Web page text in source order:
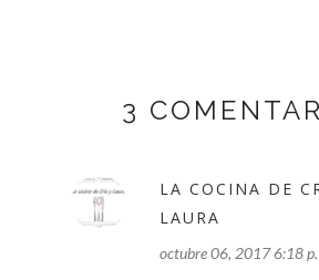
3
LA COCINA DE
LAURA
octubre 06, 2017 6:18 p.